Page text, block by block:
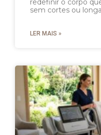
redefinir o corpo
sem cortes ou
LER MAIS »